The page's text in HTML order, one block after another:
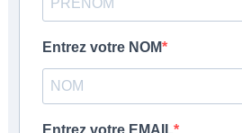
Entrez votre NOM
Entrez votre EMAIL